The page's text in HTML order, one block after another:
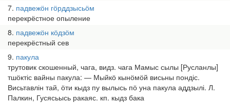
7 падвежӧн гӧрддзысьӧм
перекрёстное опыление
8 падвежӧн кӧдзӧм
перекрёстный сев
9 пакула
трутовик скошенный, чага, видз. чага Мамыс сылы [Русланлы]
тшӧктіс вайны пакула: — Мыйкӧ кынӧмӧй висьны пондіс.
Висьтавлін тай, ӧти кыдз пу вылысь пӧ уна пакула аддзылі. Л.
Палкин, Гусясьысь ракаяс. кп. кыдз бака